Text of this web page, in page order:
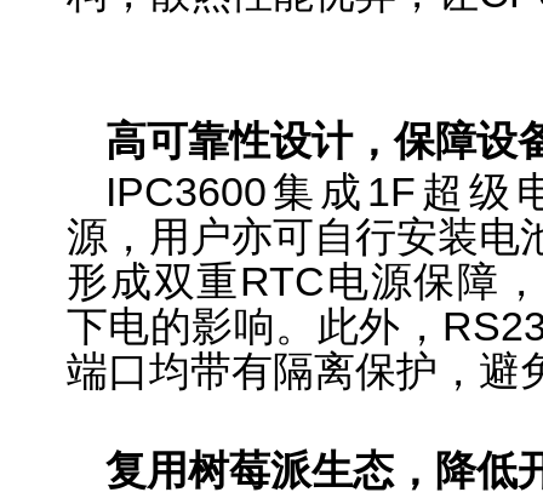
高可靠性设计，保障设
IPC3600集成1F超级
源，用户亦可自行安装电
形成双重RTC电源保障
下电的影响。此外，
端口均带有隔离保护，避
复用树莓派生态，降低